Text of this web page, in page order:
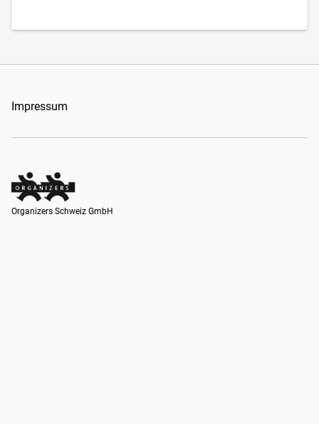
Impressum
Organizers Schweiz GmbH
Organizers Schweiz GmbH